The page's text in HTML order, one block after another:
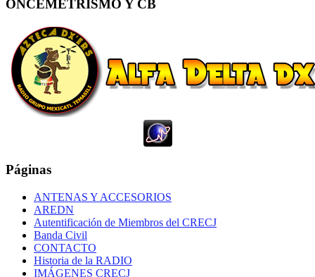
ONCEMETRISMO Y CB
Páginas
ANTENAS Y ACCESORIOS
AREDN
Autentificación de Miembros del CRECJ
Banda Civil
CONTACTO
Historia de la RADIO
IMÁGENES CRECJ